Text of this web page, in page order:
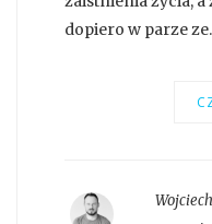
dopiero w parze